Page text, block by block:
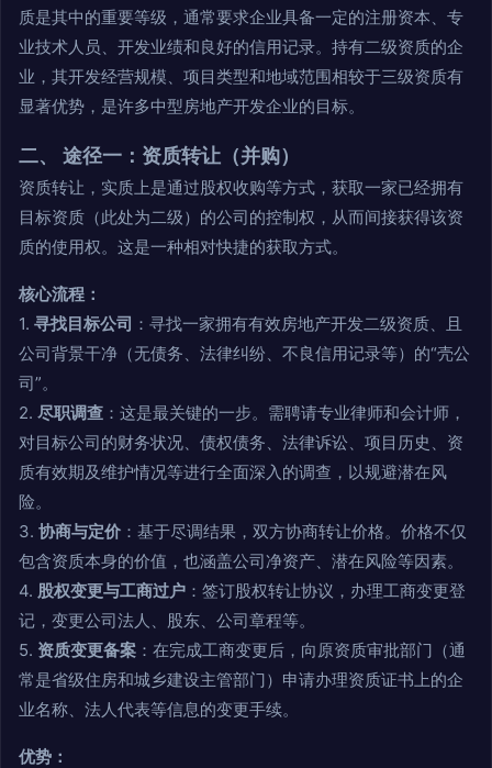
质是其中的重要等级，通常要求企业具备一定的注册资本、专
业技术人员、开发业绩和良好的信用记录。持有二级资质的企
业，其开发经营规模、项目类型和地域范围相较于三级资质有
显著优势，是许多中型房地产开发企业的目标。
二、 途径一：资质转让（并购）
资质转让，实质上是通过股权收购等方式，获取一家已经拥有
目标资质（此处为二级）的公司的控制权，从而间接获得该资
质的使用权。这是一种相对快捷的获取方式。
核心流程：
1. 寻找目标公司 ：寻找一家拥有有效房地产开发二级资质、且
公司背景干净（无债务、法律纠纷、不良信用记录等）的“壳公
司”。
2. 尽职调查 ：这是最关键的一步。需聘请专业律师和会计师，
对目标公司的财务状况、债权债务、法律诉讼、项目历史、资
质有效期及维护情况等进行全面深入的调查，以规避潜在风
险。
3. 协商与定价 ：基于尽调结果，双方协商转让价格。价格不仅
包含资质本身的价值，也涵盖公司净资产、潜在风险等因素。
4. 股权变更与工商过户 ：签订股权转让协议，办理工商变更登
记，变更公司法人、股东、公司章程等。
5. 资质变更备案 ：在完成工商变更后，向原资质审批部门（通
常是省级住房和城乡建设主管部门）申请办理资质证书上的企
业名称、法人代表等信息的变更手续。
优势：